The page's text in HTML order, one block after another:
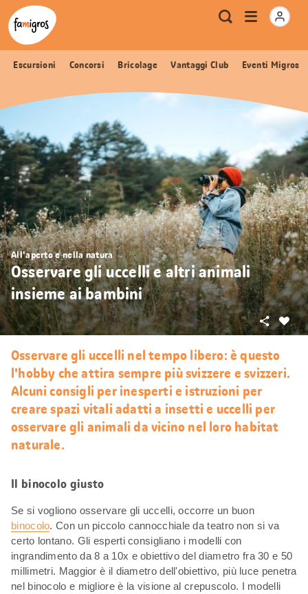
Navigazione
segnalibri
Header
Logo Metanavigazione
Ricerca
Apri
menu
Escursioni Concorsi Bricolage Vantaggi Club Eventi Migros
All'aperto e nella natura
Osservare gli uccelli e altri animali
insieme ai bambini
Mi
Condividi
Osservare gli uccelli nel tempo libero: è questo
l'hobby che attira sempre più svizzere e svizzeri.
Alcuni consigli per inesperti e istruzioni per
creare spazi vitali adatti a insetti e uccelli per
osservare gli animali da vicino nel loro habitat
naturale.
Il binocolo giusto
Se si vogliono osservare gli uccelli, occorre un buon
binocolo. Con un piccolo cannocchiale da teatro non si va
certo lontano. Gli esperti consigliano i modelli con
ingrandimento da 8 a 10x e obiettivo del diametro fra 30 e 50
millimetri. Maggior è il diametro dell'obiettivo, più luce penetra
nel binocolo e migliore è la visione al crepuscolo. I modelli